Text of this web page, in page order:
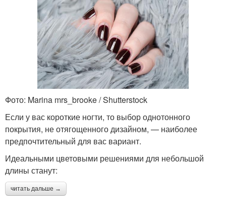
Фото: Marina mrs_brooke / Shutterstock
Если у вас короткие ногти, то выбор однотонного
покрытия, не отягощенного дизайном, — наиболее
предпочтительный для вас вариант.
Идеальными цветовыми решениями для небольшой
длины станут:
читать дальше →